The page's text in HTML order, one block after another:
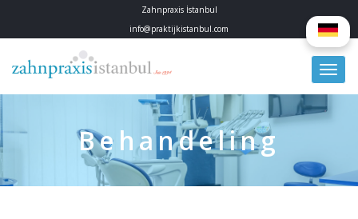
Zahnpraxis İstanbul
info@praktijkistanbul.com
Behandeling